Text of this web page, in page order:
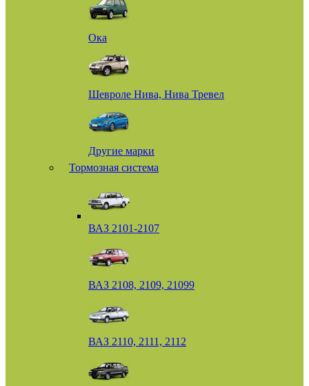
Ока
Шевроле Нива, Нива Тревел
Другие марки
Тормозная система
ВАЗ 2101-2107
ВАЗ 2108, 2109, 21099
ВАЗ 2110, 2111, 2112